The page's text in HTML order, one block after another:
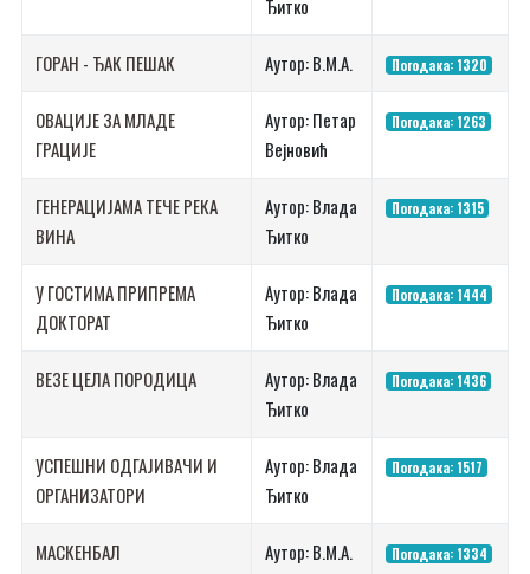
Ђитко
ГОРАН - ЂАК ПЕШАК Аутор: В.М.А. Погодака: 1320
ОВАЦИЈЕ ЗА МЛАДЕ
ГРАЦИЈЕ
Аутор: Петар
Вејновић
Погодака: 1263
ГЕНЕРАЦИЈАМА ТЕЧЕ РЕКА
ВИНА
Аутор: Влада
Ђитко
Погодака: 1315
У ГОСТИМА ПРИПРЕМА
ДОКТОРАТ
Аутор: Влада
Ђитко
Погодака: 1444
ВЕЗЕ ЦЕЛА ПОРОДИЦА
Аутор: Влада
Ђитко
Погодака: 1436
УСПЕШНИ ОДГАЈИВАЧИ И
ОРГАНИЗАТОРИ
Аутор: Влада
Ђитко
Погодака: 1517
МАСКЕНБАЛ Аутор: В.М.А. Погодака: 1334